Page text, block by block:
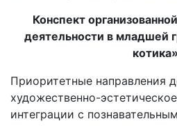
Конспект
деятельности в младшей
котика»
Приоритетные направления
художественно-
интеграции с